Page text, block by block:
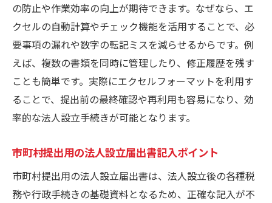
の防止や作業効率の向上が期待できます。なぜなら、エ
クセルの自動計算やチェック機能を活用することで、必
要事項の漏れや数字の転記ミスを減らせるからです。例
えば、複数の書類を同時に管理したり、修正履歴を残す
ことも簡単です。実際にエクセルフォーマットを利用す
ることで、提出前の最終確認や再利用も容易になり、効
率的な法人設立手続きが可能となります。
市町村提出用の法人設立届出書記入ポイント
市町村提出用の法人設立届出書は、法人設立後の各種税
務や行政手続きの基礎資料となるため、正確な記入が不